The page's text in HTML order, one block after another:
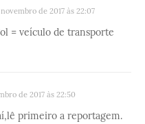
de 2017 às 22:07
= veículo de transporte
de 2017 às 22:50
primeiro a reportagem.